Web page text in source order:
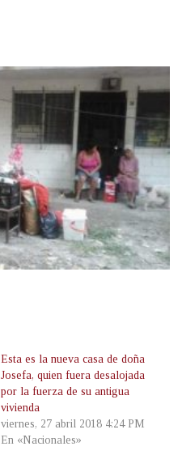
Esta es la nueva casa de doña
Josefa, quien fuera desalojada
por la fuerza de su antigua
vivienda
viernes, 27 abril 2018 4:24 PM
En «Nacionales»